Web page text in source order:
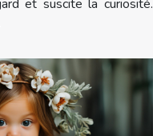
et suscite la curiosité.